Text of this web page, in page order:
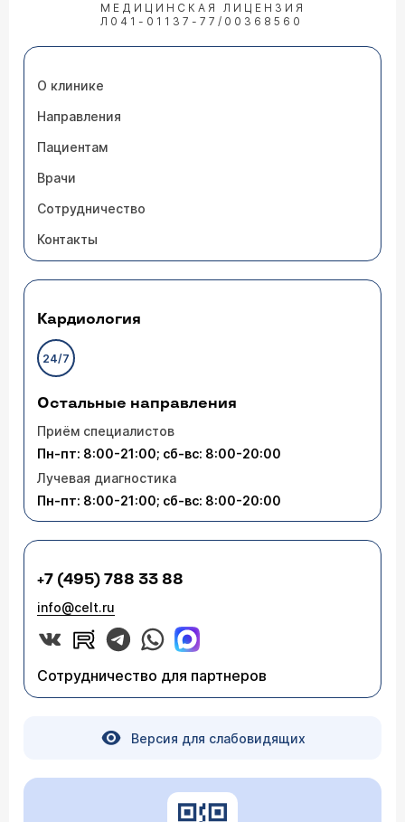
МЕДИЦИНСКАЯ ЛИЦЕНЗИЯ
Л041-01137-77/00368560
О клинике
Направления
Пациентам
Врачи
Сотрудничество
Контакты
Кардиология
24/7
Остальные направления
Приём специалистов
Пн-пт: 8:00-21:00; сб-вс: 8:00-20:00
Лучевая диагностика
Пн-пт: 8:00-21:00; сб-вс: 8:00-20:00
+7 (495) 788 33 88
info@celt.ru
Сотрудничество для партнеров
Версия для слабовидящих